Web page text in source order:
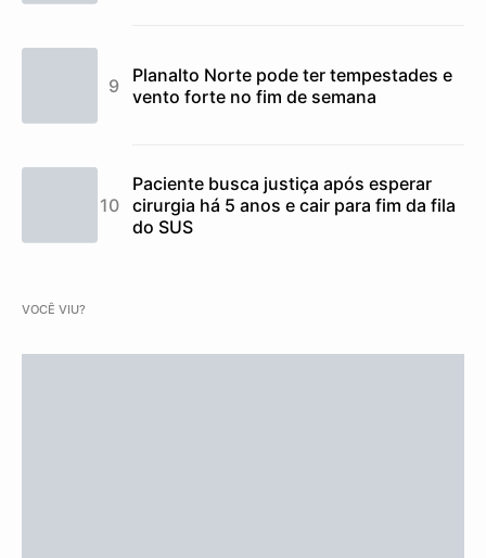
Planalto Norte pode ter tempestades e
vento forte no fim de semana
Paciente busca justiça após esperar
cirurgia há 5 anos e cair para fim da fila
do SUS
VOCÊ VIU?